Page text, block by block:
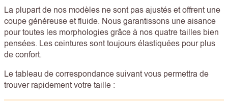
La plupart de nos modèles ne sont pas ajustés et offrent une
coupe généreuse et fluide. Nous garantissons une aisance
pour toutes les morphologies grâce à nos quatre tailles bien
pensées. Les ceintures sont toujours élastiquées pour plus
de confort.
Le tableau de correspondance suivant vous permettra de
trouver rapidement votre taille :